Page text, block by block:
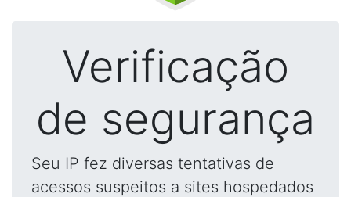
Verificação
de segurança
Seu IP fez diversas tentativas de
acessos suspeitos a sites hospedados